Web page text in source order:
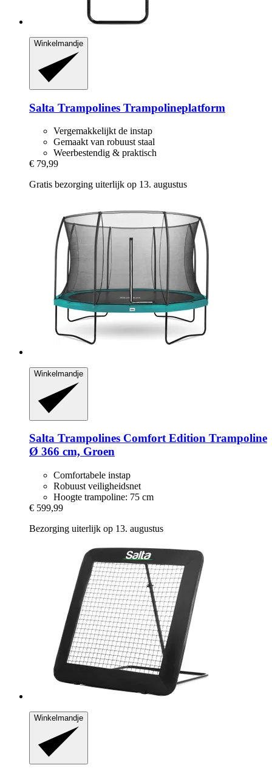
Winkelmandje
Salta Trampolines Trampolineplatform
Vergemakkelijkt de instap
Gemaakt van robuust staal
Weerbestendig & praktisch
€ 79,99
Gratis bezorging uiterlijk op 13. augustus
Winkelmandje
Salta Trampolines Comfort Edition Trampoline
Ø 366 cm, Groen
Comfortabele instap
Robuust veiligheidsnet
Hoogte trampoline: 75 cm
€ 599,99
Bezorging uiterlijk op 13. augustus
Winkelmandje